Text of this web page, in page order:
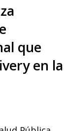
que
en la